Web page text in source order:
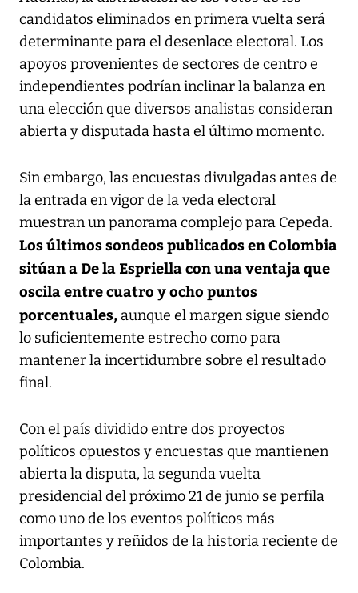
candidatos eliminados en primera vuelta será
determinante para el desenlace electoral. Los
apoyos provenientes de sectores de centro e
independientes podrían inclinar la balanza en
una elección que diversos analistas consideran
abierta y disputada hasta el último momento.
Sin embargo, las encuestas divulgadas antes de
la entrada en vigor de la veda electoral
muestran un panorama complejo para Cepeda.
Los últimos sondeos publicados en Colombia
sitúan a De la Espriella con una ventaja que
oscila entre cuatro y ocho puntos
porcentuales, aunque el margen sigue siendo
lo suficientemente estrecho como para
mantener la incertidumbre sobre el resultado
final.
Con el país dividido entre dos proyectos
políticos opuestos y encuestas que mantienen
abierta la disputa, la segunda vuelta
presidencial del próximo 21 de junio se perfila
como uno de los eventos políticos más
importantes y reñidos de la historia reciente de
Colombia.